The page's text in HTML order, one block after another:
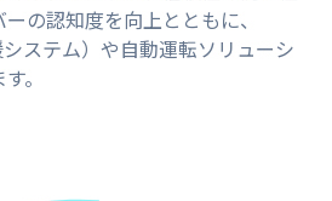
の認知度を向上とともに、
ステム）や自動運転ソリューシ
。